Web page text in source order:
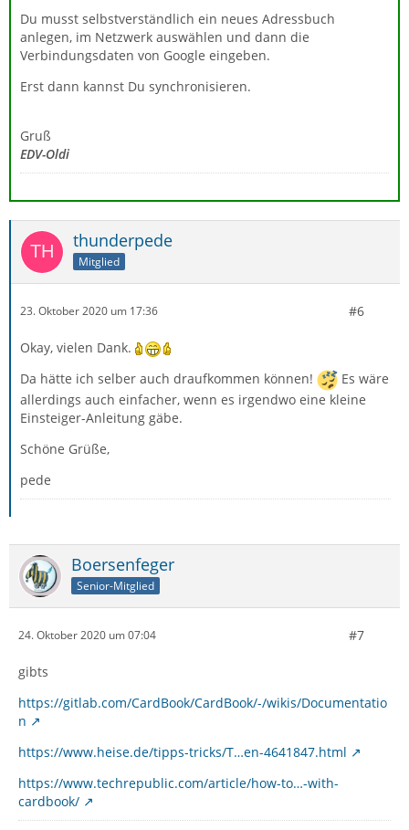
Du musst selbstverständlich ein neues Adressbuch
anlegen, im Netzwerk auswählen und dann die
Verbindungsdaten von Google eingeben.
Erst dann kannst Du synchronisieren.
Gruß
EDV-Oldi
thunderpede
Mitglied
23. Oktober 2020 um 17:36 #6
Okay, vielen Dank.
Da hätte ich selber auch draufkommen können!
Es wäre
allerdings auch einfacher, wenn es irgendwo eine kleine
Einsteiger-Anleitung gäbe.
Schöne Grüße,
pede
Boersenfeger
Senior-Mitglied
24. Oktober 2020 um 07:04 #7
gibts
https://gitlab.com/CardBook/CardBook/-/wikis/Documentatio
n
https://www.heise.de/tipps-tricks/T…en-4641847.html
https://www.techrepublic.com/article/how-to…-with-
cardbook/